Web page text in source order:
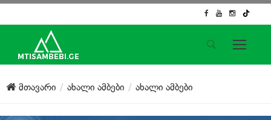
საიტის მენიუ
მთავარი
მთავარი ახალი ამბები ახალი ამბები